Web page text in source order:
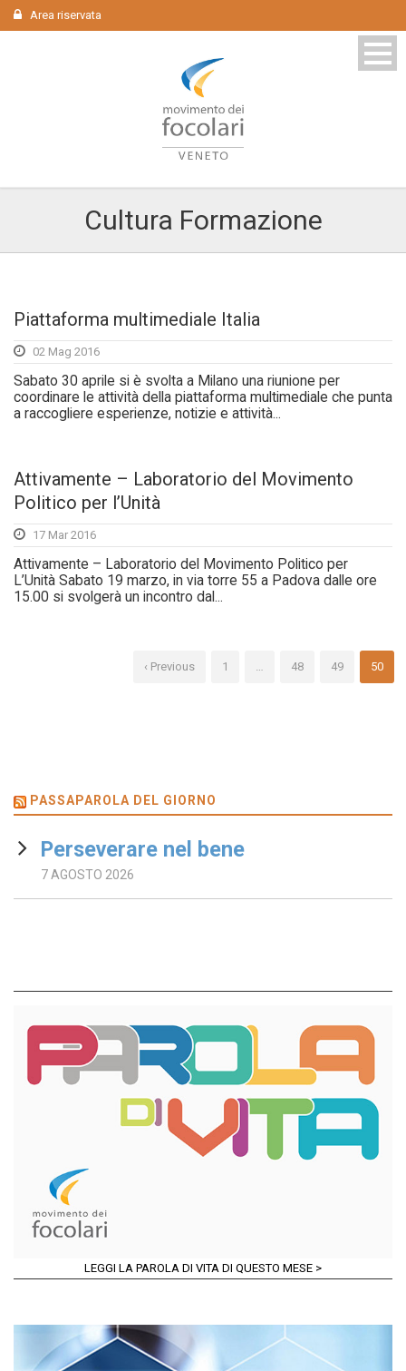
Area riservata
Cultura Formazione
Piattaforma multimediale Italia
02 Mag 2016
Sabato 30 aprile si è svolta a Milano una riunione per
coordinare le attività della piattaforma multimediale che punta
a raccogliere esperienze, notizie e attività...
Attivamente – Laboratorio del Movimento
Politico per l’Unità
17 Mar 2016
Attivamente – Laboratorio del Movimento Politico per
L’Unità Sabato 19 marzo, in via torre 55 a Padova dalle ore
15.00 si svolgerà un incontro dal...
‹ Previous 1 … 48 49 50
PASSAPAROLA DEL GIORNO
Perseverare nel bene
7 AGOSTO 2026
LEGGI LA PAROLA DI VITA DI QUESTO MESE >